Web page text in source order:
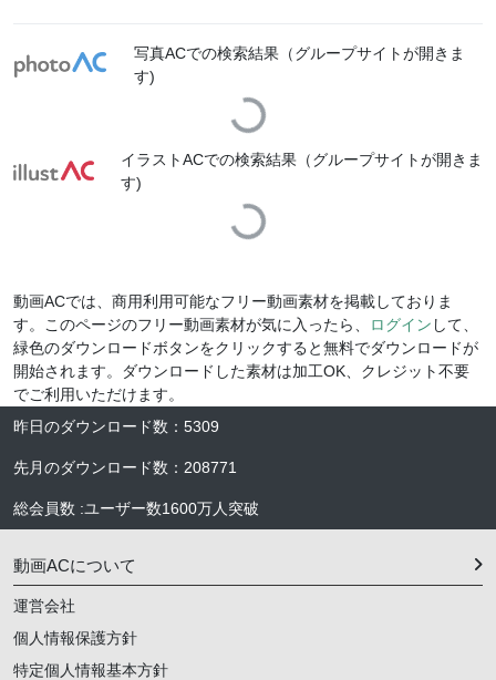
写真ACでの検索結果（グループサイトが開きま
す)
Loading...
イラストACでの検索結果（グループサイトが開きま
す)
Loading...
動画ACでは、商用利用可能なフリー動画素材を掲載しておりま
す。このページのフリー動画素材が気に入ったら、
ログイン して、
緑色のダウンロードボタンをクリックすると無料でダウンロードが
開始されます。ダウンロードした素材は加工OK、クレジット不要
でご利用いただけます。
昨日のダウンロード数 ： 5309
先月のダウンロード数 ： 208771
総会員数 :ユーザー数1600万人 突破
動画ACについて
運営会社
個人情報保護方針
特定個人情報基本方針